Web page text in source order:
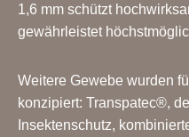
1,6 mm schützt
gewährleistet
Weitere Gewebe wurden
konzipiert: Transpatec®,
Insektenschutz,